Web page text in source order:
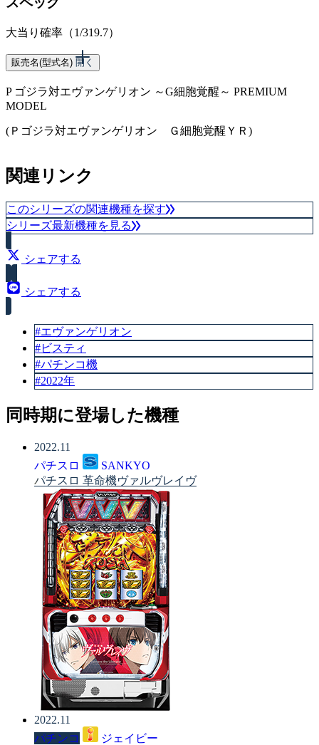
大当り確率（1/319.7）
販売名(型式名) 開く
P ゴジラ対エヴァンゲリオン ～G細胞覚醒～ PREMIUM
MODEL
(Ｐゴジラ対エヴァンゲリオン Ｇ細胞覚醒ＹＲ)
スペック
大当り確率 1/99.9
関連リンク
このシリーズの関連機種を探す
シリーズ最新機種を見る
シェアする
シェアする
#エヴァンゲリオン
#ビスティ
#パチンコ機
#2022年
同時期に登場した機種
2022.11
パチスロ
SANKYO
パチスロ 革命機ヴァルヴレイヴ
2022.11
パチンコ
ジェイビー